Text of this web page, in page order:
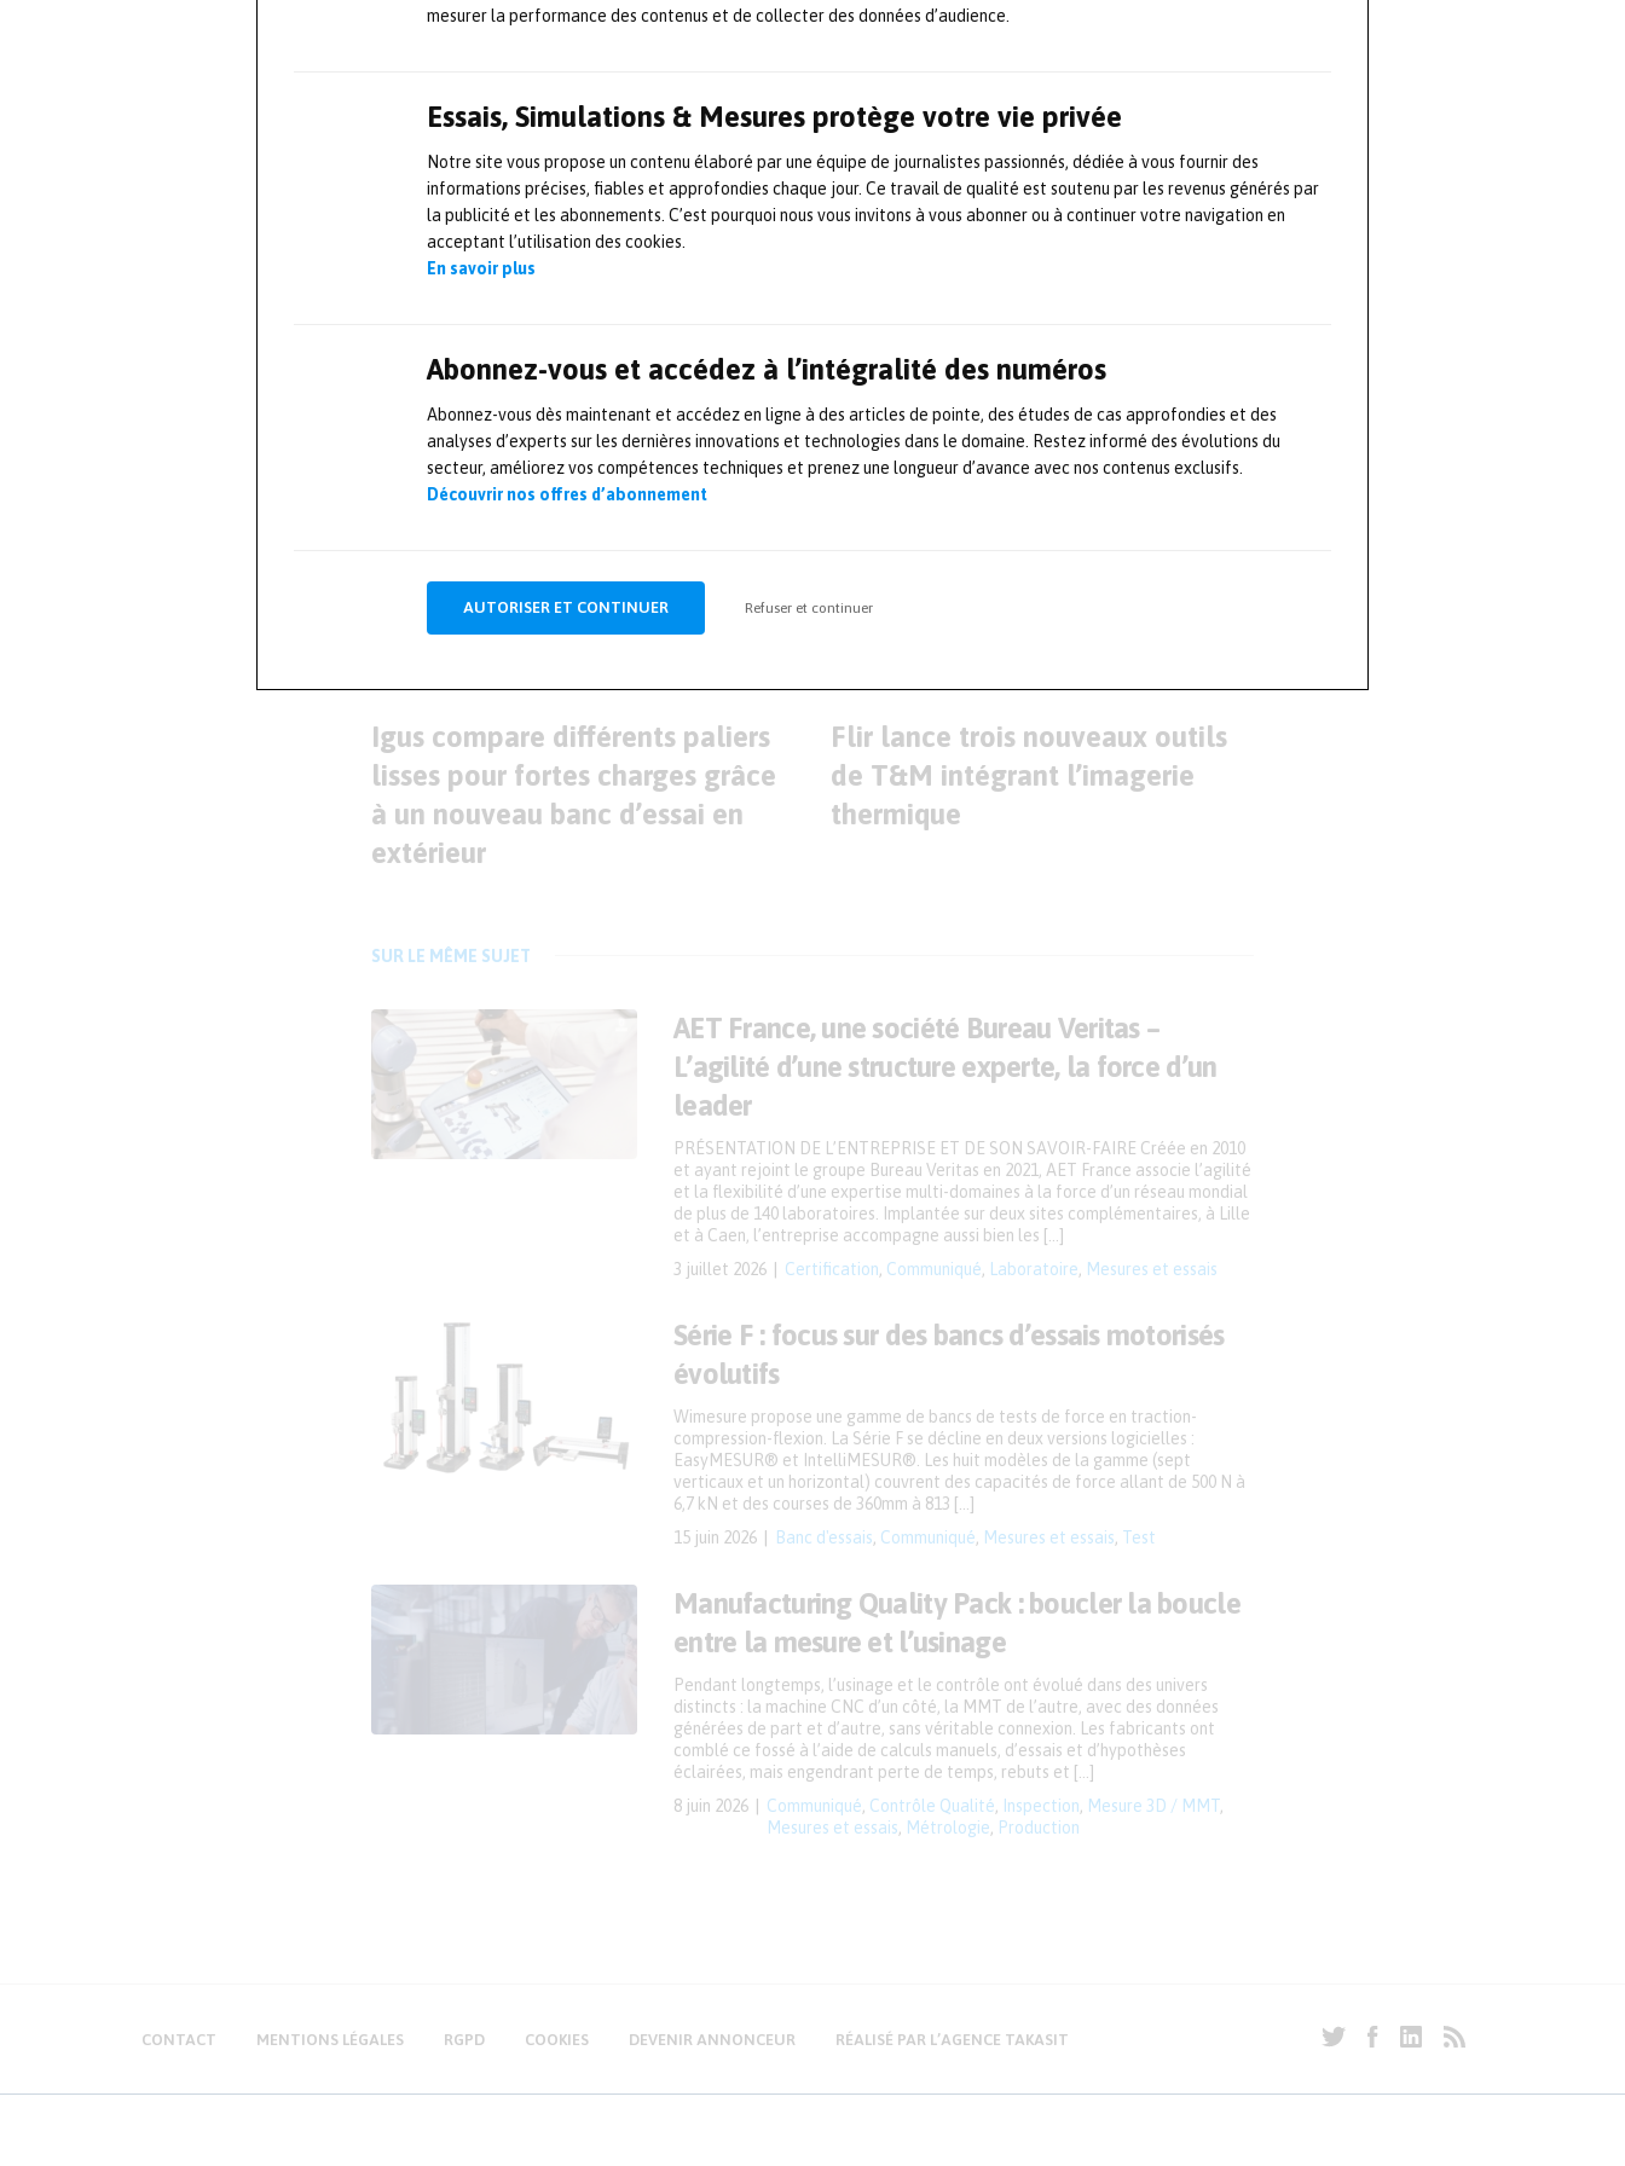
mesurer la performance des contenus et de collecter des données d’audience.
Essais, Simulations & Mesures protège votre vie privée
Notre site vous propose un contenu élaboré par une équipe de journalistes passionnés, dédiée à vous fournir des
informations précises, fiables et approfondies chaque jour. Ce travail de qualité est soutenu par les revenus générés par
la publicité et les abonnements. C’est pourquoi nous vous invitons à vous abonner ou à continuer votre navigation en
acceptant l’utilisation des cookies.
En savoir plus
Abonnez-vous et accédez à l’intégralité des numéros
Abonnez-vous dès maintenant et accédez en ligne à des articles de pointe, des études de cas approfondies et des
analyses d’experts sur les dernières innovations et technologies dans le domaine. Restez informé des évolutions du
secteur, améliorez vos compétences techniques et prenez une longueur d’avance avec nos contenus exclusifs.
Découvrir nos offres d’abonnement
AUTORISER ET CONTINUER Refuser et continuer
une offre combinée pour les ETI et PME.
juin dernier avec Schneider Electric, lors du Salon du Bourget, sur les solutions «
production orientée données ». ESI, en tant que partenaire des principaux
donneurs d’ordres du secteur aéronautique dans le cadre du programme « Usine
Aéronautique du Futur », salue cette alliance qui marque son engagement à
accompagner le déploiement de ses solutions de Smart Virtual Prototyping avec
Photo : Eric Daubourg (à gauche) et Patrick Longuet (à droite)
Source :https://www.esi-group.com/fr
Igus compare différents paliers
lisses pour fortes charges grâce
à un nouveau banc d’essai en
extérieur
Flir lance trois nouveaux outils
de T&M intégrant l’imagerie
thermique
SUR LE MÊME SUJET
AET France, une société Bureau Veritas –
L’agilité d’une structure experte, la force d’un
leader
3 juillet 2026 Certification Communiqué Laboratoire Mesures et essais
PRÉSENTATION DE L’ENTREPRISE ET DE SON SAVOIR-FAIRE Créée en 2010
et ayant rejoint le groupe Bureau Veritas en 2021, AET France associe l’agilité
et la flexibilité d’une expertise multi-domaines à la force d’un réseau mondial
de plus de 140 laboratoires. Implantée sur deux sites complémentaires, à Lille
et à Caen, l’entreprise accompagne aussi bien les […]
Série F : focus sur des bancs d’essais motorisés
évolutifs
15 juin 2026 Banc d'essais Communiqué Mesures et essais Test
Wimesure propose une gamme de bancs de tests de force en traction-
compression-flexion. La Série F se décline en deux versions logicielles :
EasyMESUR® et IntelliMESUR®. Les huit modèles de la gamme (sept
verticaux et un horizontal) couvrent des capacités de force allant de 500 N à
6,7 kN et des courses de 360mm à 813 […]
Manufacturing Quality Pack : boucler la boucle
entre la mesure et l’usinage
8 juin 2026 Communiqué Contrôle Qualité Inspection Mesure 3D / MMT
Mesures et essais
Métrologie Production
Pendant longtemps, l’usinage et le contrôle ont évolué dans des univers
distincts : la machine CNC d’un côté, la MMT de l’autre, avec des données
générées de part et d’autre, sans véritable connexion. Les fabricants ont
comblé ce fossé à l’aide de calculs manuels, d’essais et d’hypothèses
éclairées, mais engendrant perte de temps, rebuts et […]
CONTACT MENTIONS LÉGALES RGPD COOKIES DEVENIR ANNONCEUR RÉALISÉ PAR L’AGENCE TAKASIT